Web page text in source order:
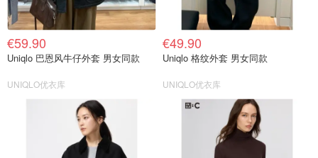
€59.90
Uniqlo 巴恩风牛仔外套 男女同款
UNIQLO优衣库
€49.90
Uniqlo 格纹外套 男女同款
UNIQLO优衣库